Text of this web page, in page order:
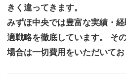
お客様へ
みずほ中央の特長・実質編
みずほ中央の特長・形式編
きく違ってきます。
みずほ中央では豊富な実績・
適戦略を徹底しています。 そ
場合は一切費用をいただいてお
お客様へ
みずほ中央の特長・実質編
みずほ中央の特長・形式編